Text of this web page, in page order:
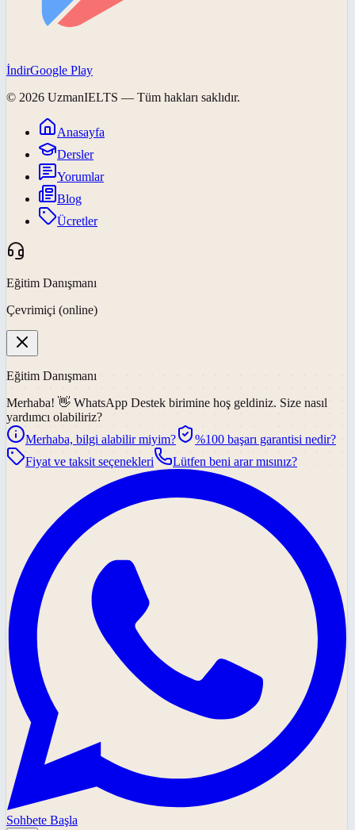
İndirGoogle Play
© 2026 UzmanIELTS — Tüm hakları saklıdır.
Anasayfa
Dersler
Yorumlar
Blog
Ücretler
Eğitim Danışmanı
Çevrimiçi (online)
Eğitim Danışmanı
Merhaba! 👋 WhatsApp Destek birimine hoş geldiniz. Size nasıl
yardımcı olabiliriz?
Merhaba, bilgi alabilir miyim?
%100 başarı garantisi nedir?
Fiyat ve taksit seçenekleri
Lütfen beni arar mısınız?
Sohbete Başla